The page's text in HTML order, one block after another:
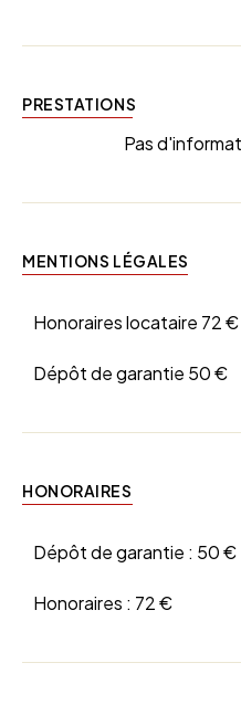
PRESTATIONS
Pas
MENTIONS LÉGALES
Honoraires locataire 72 €
Dépôt de garantie 50 €
HONORAIRES
Dépôt de garantie : 50 €
Honoraires : 72 €